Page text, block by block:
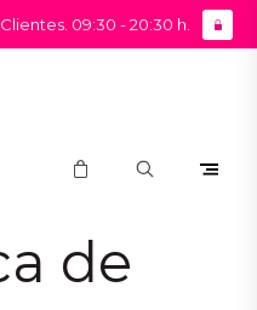
09:30 - 20:30 h.
de